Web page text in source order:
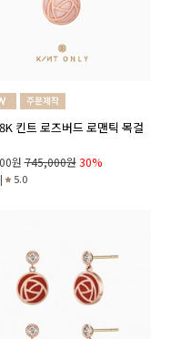
킨트 로즈버드 로맨틱 목걸
원 745,000원 30%
5.0